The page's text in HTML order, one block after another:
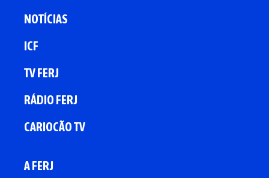
NOTÍCIAS
ICF
TV FERJ
RÁDIO FERJ
CARIOCÃO TV
A FERJ